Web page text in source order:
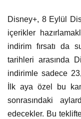
Disney+, 8 Eylül
içerikler
indirim fırsatı da
tarihleri arasında
indirimle sadece
İlk aya özel bu
sonrasındaki
edecekler. Bu